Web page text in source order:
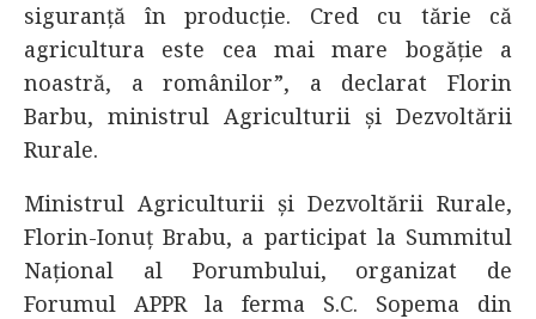
siguranță în producție. Cred cu tărie că
agricultura este cea mai mare bogăție a
noastră, a românilor”, a declarat Florin
Barbu, ministrul Agriculturii și Dezvoltării
Rurale.
Ministrul Agriculturii și Dezvoltării Rurale,
Florin-Ionuț Brabu, a participat la Summitul
Național al Porumbului, organizat de
Forumul APPR la ferma S.C. Sopema din